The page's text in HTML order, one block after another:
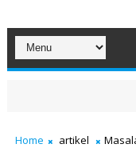
Home artikel